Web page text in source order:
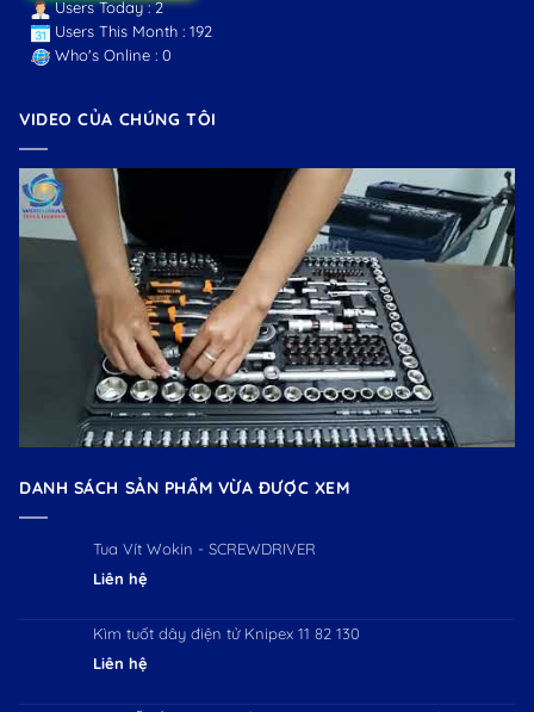
Users Today : 2
Users This Month : 192
Who's Online : 0
VIDEO CỦA CHÚNG TÔI
DANH SÁCH SẢN PHẨM VỪA ĐƯỢC XEM
Tua Vít Wokin - SCREWDRIVER
Liên hệ
Kìm tuốt dây điện tử Knipex 11 82 130
Liên hệ